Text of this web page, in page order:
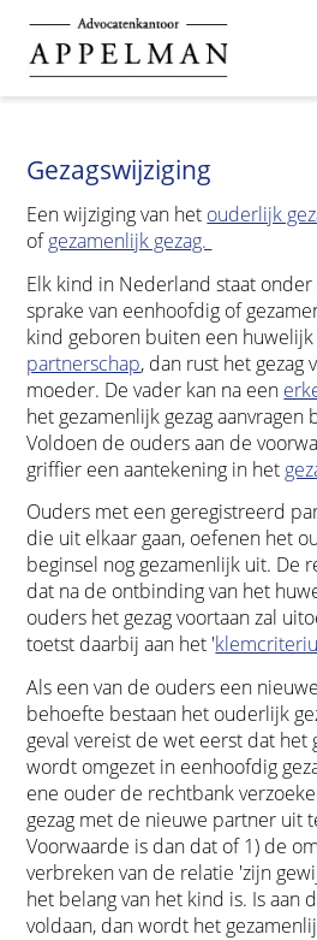
Gezagswijziging
Een wijziging van het ouderlijk
ofgezamenlijk gezag.
Elk kind in Nederland staat
sprake van eenhoofdig of
kind geboren buiten een
partnerschap, dan rust het gezag
moeder. De vader kan na een
het gezamenlijk gezag aanvragen
Voldoen de ouders aan de
griffier een aantekening in het
Ouders met een geregistreerd
die uit elkaar gaan, oefenen het
beginsel nog gezamenlijk uit. De
dat na de ontbinding van het
ouders het gezag voortaan zal
toetst daarbij aan het '
Als een van de ouders een
behoefte bestaan het ouderlijk
geval vereist de wet eerst dat het
wordt omgezet in eenhoofdig
ene ouder de rechtbank
gezag met de nieuwe partner uit
Voorwaarde is dan dat of 1) de
verbreken van de relatie 'zijn
het belang van het kind is. Is aan
voldaan, dan wordt het